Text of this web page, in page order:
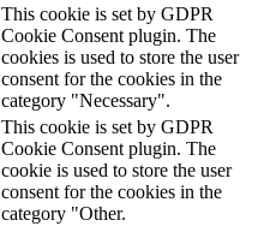
This cookie is set by GDPR
Cookie Consent plugin. The
cookies is used to store the user
consent for the cookies in the
category "Necessary".
This cookie is set by GDPR
Cookie Consent plugin. The
cookie is used to store the user
consent for the cookies in the
category "Other.